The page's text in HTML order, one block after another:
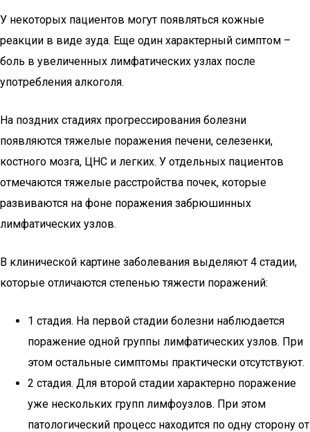
У некоторых пациентов могут появляться кожные
реакции в виде зуда. Еще один характерный симптом –
боль в увеличенных лимфатических узлах после
употребления алкоголя.
На поздних стадиях прогрессирования болезни
появляются тяжелые поражения печени, селезенки,
костного мозга, ЦНС и легких. У отдельных пациентов
отмечаются тяжелые расстройства почек, которые
развиваются на фоне поражения забрюшинных
лимфатических узлов.
В клинической картине заболевания выделяют 4 стадии,
которые отличаются степенью тяжести поражений:
1 стадия. На первой стадии болезни наблюдается
поражение одной группы лимфатических узлов. При
этом остальные симптомы практически отсутствуют.
2 стадия. Для второй стадии характерно поражение
уже нескольких групп лимфоузлов. При этом
патологический процесс находится по одну сторону от